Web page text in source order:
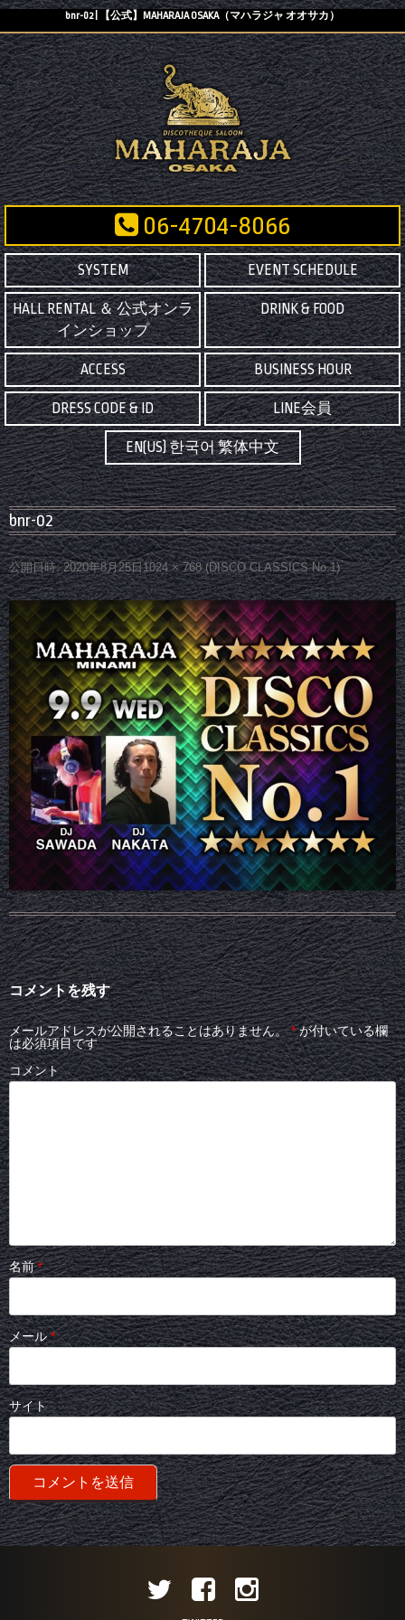
bnr-02 | 【公式】MAHARAJA OSAKA（マハラジャ オオサカ）
06-4704-8066
SYSTEM EVENT SCHEDULE
HALL RENTAL ＆ 公式オンラ
インショップ
DRINK & FOOD
ACCESS BUSINESS HOUR
DRESS CODE & ID LINE会員
EN(US) 한국어 繁体中文
bnr-02
公開日時: 2020年8月25日1024 × 768(DISCO CLASSICS No.1)
コメントを残す
メールアドレスが公開されることはありません。 *が付いている欄
は必須項目です
コメント
名前*
メール*
サイト